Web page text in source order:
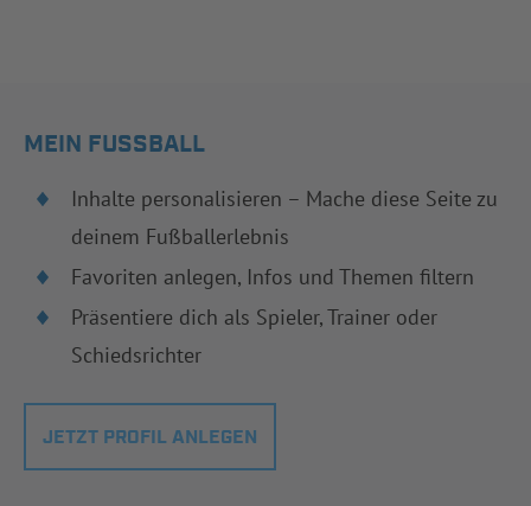
MEIN FUSSBALL
Inhalte personalisieren – Mache diese Seite zu
deinem Fußballerlebnis
Favoriten anlegen, Infos und Themen filtern
Präsentiere dich als Spieler, Trainer oder
Schiedsrichter
JETZT PROFIL ANLEGEN